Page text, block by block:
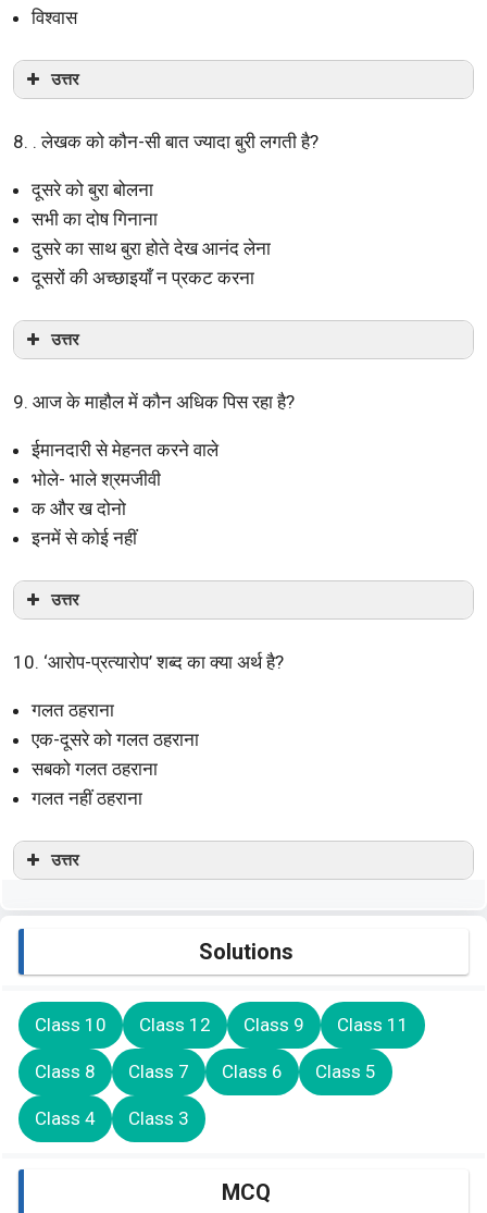
विश्वास
उत्तर
8. . लेखक को कौन-सी बात ज्यादा बुरी लगती है?
दूसरे को बुरा बोलना
सभी का दोष गिनाना
दुसरे का साथ बुरा होते देख आनंद लेना
दूसरों की अच्छाइयाँ न प्रकट करना
उत्तर
9. आज के माहौल में कौन अधिक पिस रहा है?
ईमानदारी से मेहनत करने वाले
भोले- भाले श्रमजीवी
क और ख दोनो
इनमें से कोई नहीं
उत्तर
10. ‘आरोप-प्रत्यारोप’ शब्द का क्या अर्थ है?
गलत ठहराना
एक-दूसरे को गलत ठहराना
सबको गलत ठहराना
गलत नहीं ठहराना
उत्तर
Solutions
Class 10 Class 12 Class 9 Class 11
Class 8 Class 7 Class 6 Class 5
Class 4 Class 3
MCQ